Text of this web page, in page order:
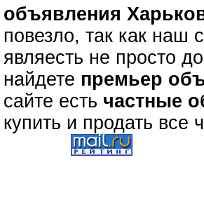
объявления
повезло, так как наш
являесть не просто
найдете премьер
сайте есть частные
купить и продать все